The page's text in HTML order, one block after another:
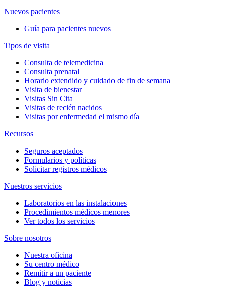
Nuevos pacientes
Guía para pacientes nuevos
Tipos de visita
Consulta de telemedicina
Consulta prenatal
Horario extendido y cuidado de fin de semana
Visita de bienestar
Visitas Sin Cita
Visitas de recién nacidos
Visitas por enfermedad el mismo día
Recursos
Seguros aceptados
Formularios y políticas
Solicitar registros médicos
Nuestros servicios
Laboratorios en las instalaciones
Procedimientos médicos menores
Ver todos los servicios
Sobre nosotros
Nuestra oficina
Su centro médico
Remitir a un paciente
Blog y noticias